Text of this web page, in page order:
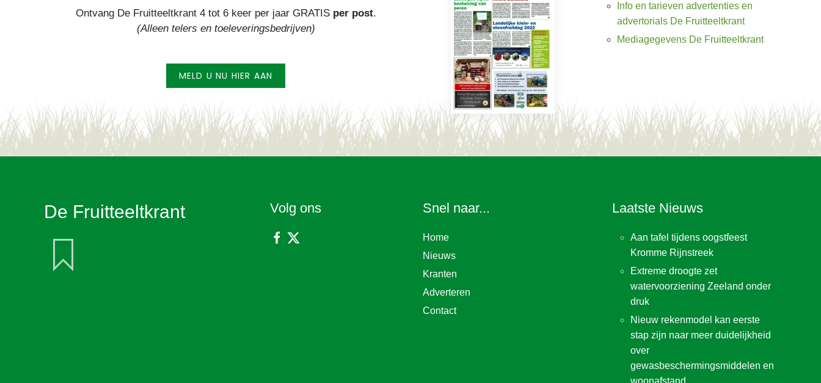
Ontvang De Fruitteeltkrant 4 tot 6 keer per jaar GRATIS per post.
(Alleen telers en toeleveringsbedrijven)
MELD U NU HIER AAN
Info en tarieven advertenties en
advertorials De Fruitteeltkrant
Mediagegevens De Fruitteeltkrant
De Fruitteeltkrant Volg ons Snel naar...
Home
Nieuws
Kranten
Adverteren
Contact
Laatste Nieuws
Aan tafel tijdens oogstfeest
Kromme Rijnstreek
Extreme droogte zet
watervoorziening Zeeland onder
druk
Nieuw rekenmodel kan eerste
stap zijn naar meer duidelijkheid
over
gewasbeschermingsmiddelen en
woonafstand